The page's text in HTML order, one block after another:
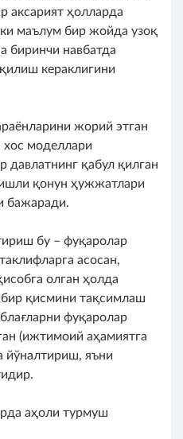
аксарият ҳолларда
маълум бир жойда узоқ
биринчи навбатда
кераклигини
жорий этган
хос моделлари
давлатнинг қабул қилган
қонун ҳужжатлари
бажаради.
бу – фуқаролар
асосан,
олган ҳолда
қисмини тақсимлаш
фуқаролар
(ижтимоий аҳамиятга
йўналтириш, яъни
аҳоли турмуш